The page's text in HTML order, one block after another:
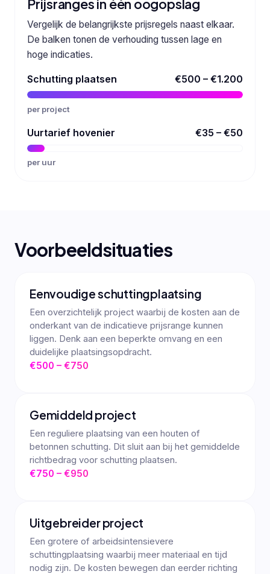
Prijsranges in één oogopslag
Vergelijk de belangrijkste prijsregels naast elkaar.
De balken tonen de verhouding tussen lage en
hoge indicaties.
Schutting plaatsen €500 – €1.200
per project
Uurtarief hovenier €35 – €50
per uur
Voorbeeldsituaties
Eenvoudige schuttingplaatsing
Een overzichtelijk project waarbij de kosten aan de
onderkant van de indicatieve prijsrange kunnen
liggen. Denk aan een beperkte omvang en een
duidelijke plaatsingsopdracht.
€500 – €750
Gemiddeld project
Een reguliere plaatsing van een houten of
betonnen schutting. Dit sluit aan bij het gemiddelde
richtbedrag voor schutting plaatsen.
€750 – €950
Uitgebreider project
Een grotere of arbeidsintensievere
schuttingplaatsing waarbij meer materiaal en tijd
nodig zijn. De kosten bewegen dan eerder richting